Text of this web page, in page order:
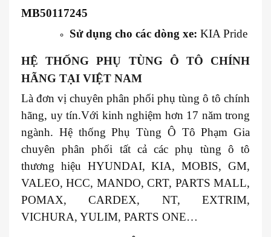
MB50117245
Sử dụng cho các dòng xe: KIA Pride
HỆ THỐNG PHỤ TÙNG Ô TÔ CHÍNH
HÃNG TẠI VIỆT NAM
Là đơn vị chuyên phân phối phụ tùng ô tô chính
hãng, uy tín.Với kinh nghiệm hơn 17 năm trong
ngành. Hệ thống Phụ Tùng Ô Tô Phạm Gia
chuyên phân phối tất cả các phụ tùng ô tô
thương hiệu HYUNDAI, KIA, MOBIS, GM,
VALEO, HCC, MANDO, CRT, PARTS MALL,
POMAX, CARDEX, NT, EXTRIM,
VICHURA, YULIM, PARTS ONE…